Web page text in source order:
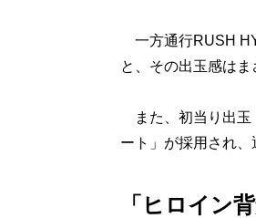
一方通行RUSH
と、その出玉感はま
また、初当り出玉
ート」が採用され、
「ヒロイン